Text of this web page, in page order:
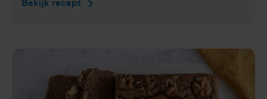
Bekijk recept Rijstwafel